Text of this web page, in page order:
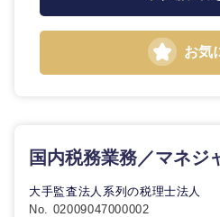
お気
国内税務業務／マネジ
大手監査法人系列の税理士法人
No. 02009047000002